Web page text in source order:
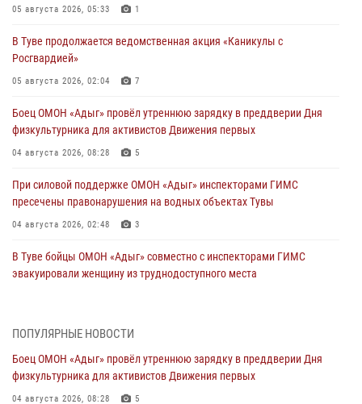
05 августа 2026, 05:33 1
В Туве продолжается ведомственная акция «Каникулы с
Росгвардией»
05 августа 2026, 02:04 7
Боец ОМОН «Адыг» провёл утреннюю зарядку в преддверии Дня
физкультурника для активистов Движения первых
04 августа 2026, 08:28 5
При силовой поддержке ОМОН «Адыг» инспекторами ГИМС
пресечены правонарушения на водных объектах Тувы
04 августа 2026, 02:48 3
В Туве бойцы ОМОН «Адыг» совместно с инспекторами ГИМС
эвакуировали женщину из труднодоступного места
Росгвардия проверила организацию отдыха детей в детских
31 июля 2026, 03:49
Сотрудники вневедомственной охраны приняли участие в акции
ПОПУЛЯРНЫЕ НОВОСТИ
Боец ОМОН «Адыг» провёл утреннюю зарядку в преддверии Дня
физкультурника для активистов Движения первых
04 августа 2026, 08:28 5